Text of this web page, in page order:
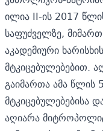
ილია II-ის 2017
საფუძველზე,
აკადემიური
მტკიცებულებებით.
გაიმართა ამა წლის
მტკიცებულებებისა
აღიარა